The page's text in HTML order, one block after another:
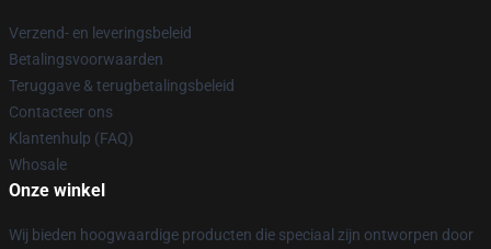
Verzend- en leveringsbeleid
Betalingsvoorwaarden
Teruggave & terugbetalingsbeleid
Contacteer ons
Klantenhulp (FAQ)
Whosale
Onze winkel
Wij bieden hoogwaardige producten die speciaal zijn ontworpen door